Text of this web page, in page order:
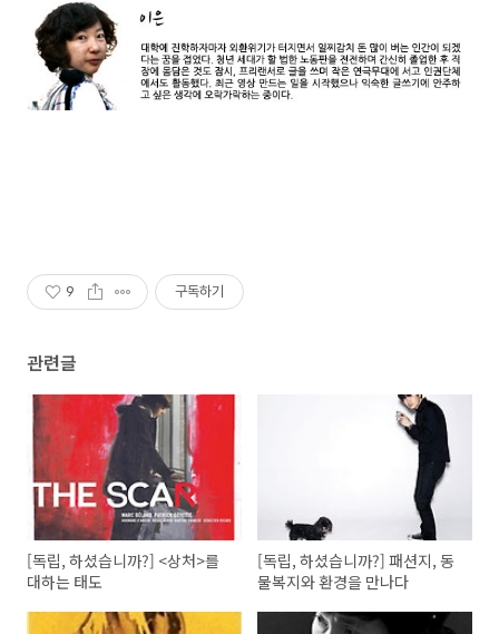
9 구독하기
관련글
[독립, 하셨습니까?] <상처>를
대하는 태도
[독립, 하셨습니까?] 패션지, 동
물복지와 환경을 만나다